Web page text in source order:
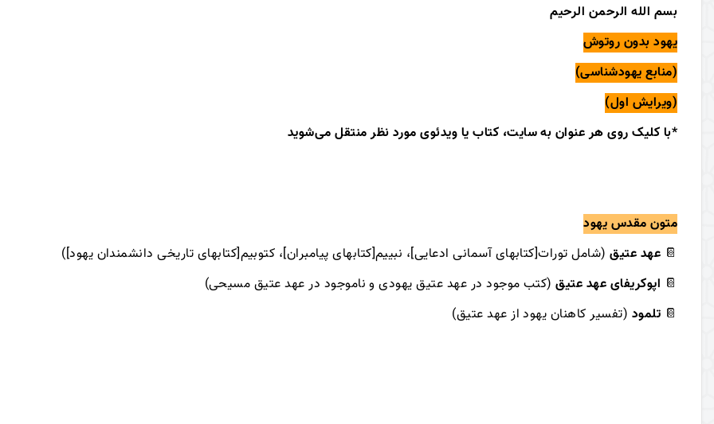
بسم الله الرحمن الرحیم
یهود بدون روتوش
(منابع یهودشناسی)
(ویرایش اول)
*با کلیک روی هر عنوان به سایت، کتاب یا ویدئوی مورد نظر منتقل می‌شوید
متون مقدس یهود
📔 عهد عتیق (شامل تورات[کتابهای آسمانی ادعایی]، نبییم[کتابهای پیامبران]، کتوبیم[کتابهای تاریخی دانشمندان یهود])
📔 اپوکریفای عهد عتیق (کتب موجود در عهد عتیق یهودی و ناموجود در عهد عتیق مسیحی)
📔 تلمود (تفسیر کاهنان یهود از عهد عتیق)